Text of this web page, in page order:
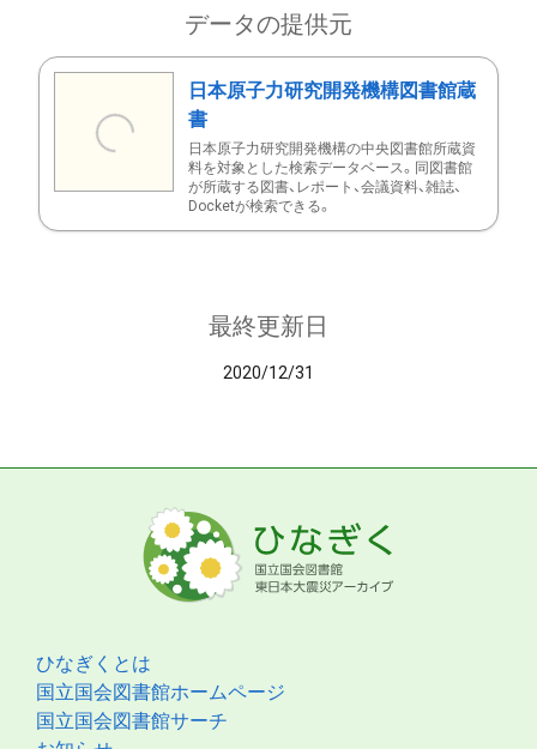
データの提供元
日本原子力研究開発機構図書館蔵
書
日本原子力研究開発機構の中央図書館所蔵資
料を対象とした検索データベース。同図書館
が所蔵する図書、レポート、会議資料、雑誌、
Docketが検索できる。
最終更新日
2020/12/31
ひなぎくとは
国立国会図書館ホームページ
国立国会図書館サーチ